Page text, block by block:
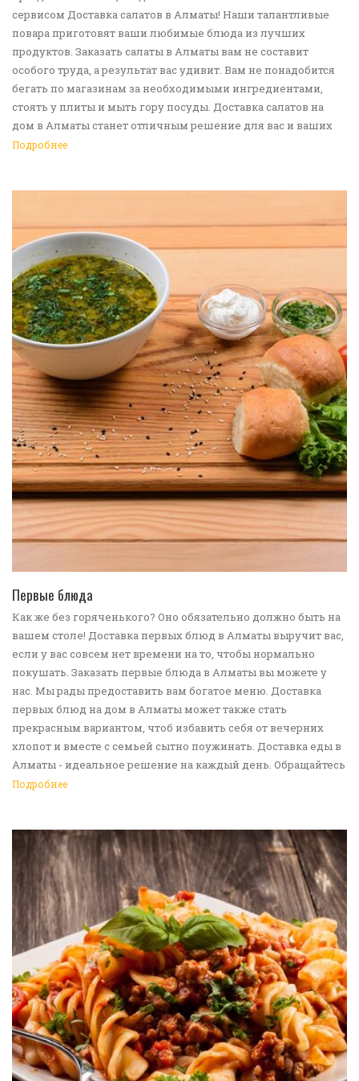
сервисом Доставка салатов в Алматы! Наши талантливые
повара приготовят ваши любимые блюда из лучших
продуктов. Заказать салаты в Алматы вам не составит
особого труда, а результат вас удивит. Вам не понадобится
бегать по магазинам за необходимыми ингредиентами,
стоять у плиты и мыть гору посуды. Доставка салатов на
дом в Алматы станет отличным решение для вас и ваших
родных, друзей. Ведь мы сами берем все хлопоты в свои
Подробнее
Первые блюда
Как же без горяченького? Оно обязательно должно быть на
вашем столе! Доставка первых блюд в Алматы выручит вас,
если у вас совсем нет времени на то, чтобы нормально
покушать. Заказать первые блюда в Алматы вы можете у
нас. Мы рады предоставить вам богатое меню. Доставка
первых блюд на дом в Алматы может также стать
прекрасным вариантом, чтоб избавить себя от вечерних
хлопот и вместе с семьей сытно поужинать. Доставка еды в
Алматы - идеальное решение на каждый день. Обращайтесь
к нам!
Подробнее